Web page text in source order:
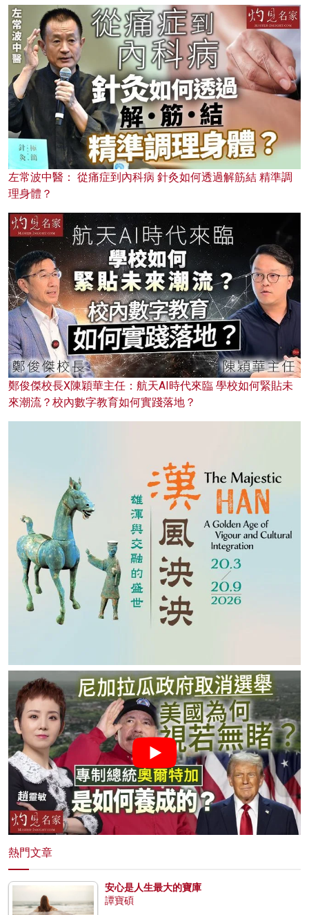
左常波中醫： 從痛症到內科病 針灸如何透過解筋結 精準調
理身體？
鄭俊傑校長X陳穎華主任：航天AI時代來臨 學校如何緊貼未
來潮流？校內數字教育如何實踐落地？
熱門文章
安心是人生最大的寶庫
譚寶碩